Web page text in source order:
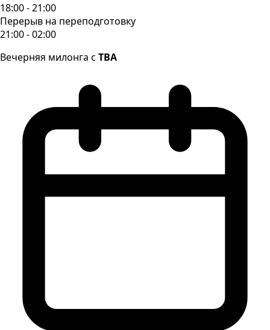
18:00 - 21:00
Перерыв на переподготовку
21:00 - 02:00
Вечерняя милонга с TBA